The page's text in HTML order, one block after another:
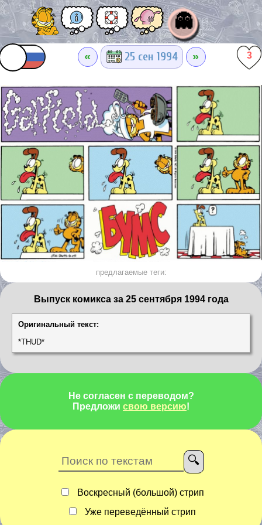
👻
« 25 сен 1994 » 3
предлагаемые теги:
Выпуск комикса за 25 сентября 1994 года
Оригинальный текст:
*THUD*
Не согласен с переводом?
Предложи свою версию!
Воскресный (большой) стрип
Уже переведённый стрип